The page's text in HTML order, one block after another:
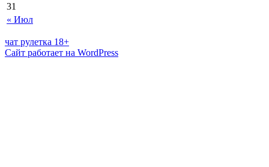
« Июл
31
чат рулетка 18+
Сайт работает на WordPress